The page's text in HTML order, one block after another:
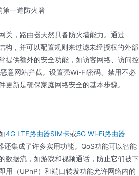
第一道防火墙
关，路由器天然具备防火墙能力。通过
构，并可以配置规则来过滤未经授权的外部
提供额外的安全功能，如访客网络、访问控
意网站拦截。设置强Wi-Fi密码、禁用不必
更新是确保家庭网络安全的基本步骤。
4G LTE路由器SIM卡或5G Wi-Fi路由器
还集成了许多实用功能。QoS功能可以智能
数据流，如游戏和视频通话，防止它们被下
用（UPnP）和端口转发功能允许网络内的